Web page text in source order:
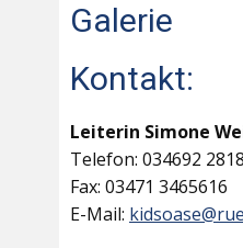
Galerie
Kontakt:
Leiterin Simone
Telefon: 034692
Fax: 03471 3465616
E-Mail: